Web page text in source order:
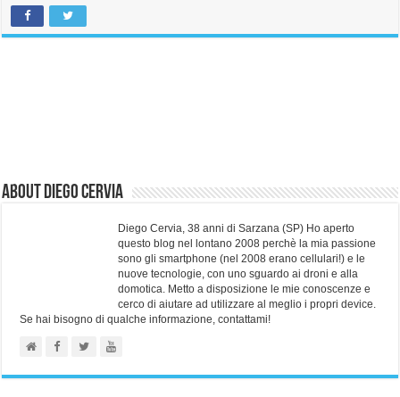
About Diego Cervia
Diego Cervia, 38 anni di Sarzana (SP) Ho aperto
questo blog nel lontano 2008 perchè la mia passione
sono gli smartphone (nel 2008 erano cellulari!) e le
nuove tecnologie, con uno sguardo ai droni e alla
domotica. Metto a disposizione le mie conoscenze e
cerco di aiutare ad utilizzare al meglio i propri device.
Se hai bisogno di qualche informazione, contattami!